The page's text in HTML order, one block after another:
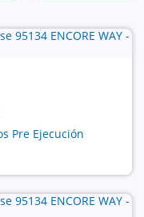
Pre Ejecución